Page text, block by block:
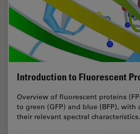
Introduction to Fluorescent
Overview of fluorescent proteins
to green (GFP) and blue (BFP), with
their relevant spectral characteristics.